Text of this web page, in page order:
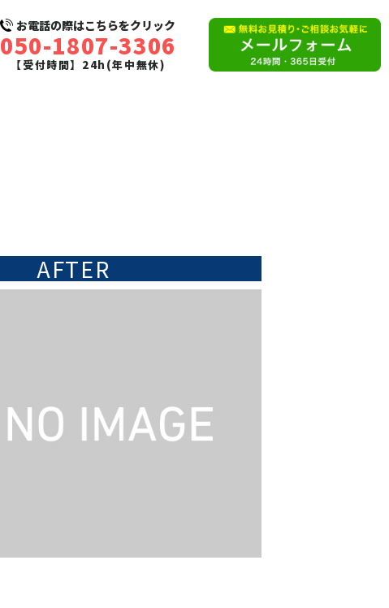
お電話の際はこちらをクリック
050-1807-3306
【受付時間】24h(年中無休)
AFTER